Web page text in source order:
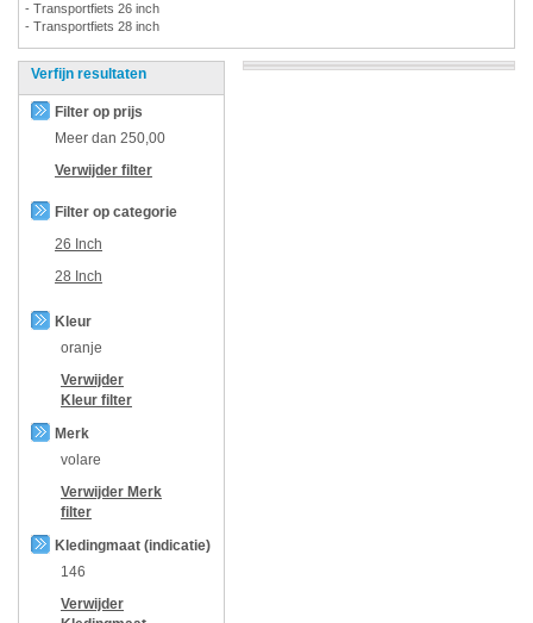
- Transportfiets 26 inch
- Transportfiets 28 inch
Verfijn resultaten
Filter op prijs
Meer dan 250,00
Verwijder filter
Filter op categorie
26 Inch
28 Inch
Kleur
oranje
Verwijder
Kleur filter
Merk
volare
Verwijder Merk
filter
Kledingmaat (indicatie)
146
Verwijder